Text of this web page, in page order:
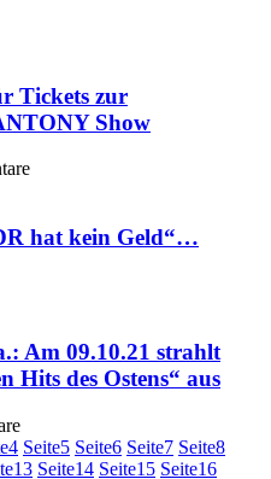
Tickets zur
Show
hat kein Geld“…
Am 09.10.21 strahlt
Hits des Ostens“ aus
4 Seite5 Seite6 Seite7 Seite8
13 Seite14 Seite15 Seite16